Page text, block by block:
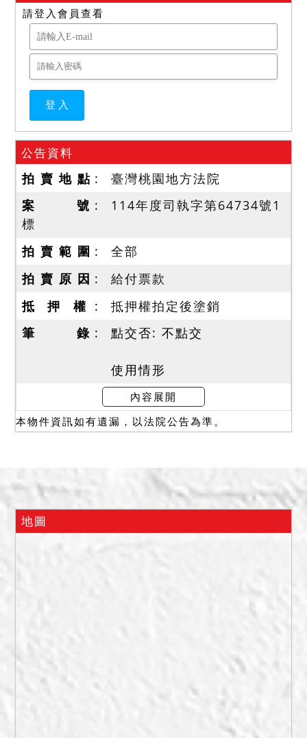
請登入會員查看
公告資料
拍 賣 地 點
臺灣桃園地方法院
案 號
114年度司執字第64734號1
標
拍 賣 範 圍
全部
拍 賣 原 因
給付票款
抵 押 權
抵押權拍定後塗銷
筆 錄
點交否: 不點交
使用情形
一、執行查封時，第三人陳
報其為執行標的物占有人；
占有權源為不定期租賃關
有，拍定後不點交。
二、據占有人陳報，執行標
情事:嚴重漏水、壁癌、油漆
幣：4,955,000元，以總價
三、保證金新台幣：
內容展開
本物件資訊如有遺漏，以法院公告為準。
地圖